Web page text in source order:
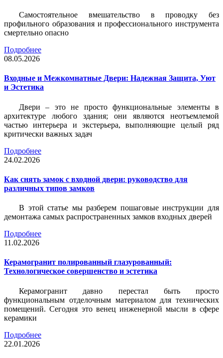
Самостоятельное вмешательство в проводку без
профильного образования и профессионального инструмента
смертельно опасно
Подробнее
08.05.2026
Входные и Межкомнатные Двери: Надежная Защита, Уют
и Эстетика
Двери – это не просто функциональные элементы в
архитектуре любого здания; они являются неотъемлемой
частью интерьера и экстерьера, выполняющие целый ряд
критически важных задач
Подробнее
24.02.2026
Как снять замок с входной двери: руководство для
различных типов замков
В этой статье мы разберем пошаговые инструкции для
демонтажа самых распространенных замков входных дверей
Подробнее
11.02.2026
Керамогранит полированный глазурованный:
Технологическое совершенство и эстетика
Керамогранит давно перестал быть просто
функциональным отделочным материалом для технических
помещений. Сегодня это венец инженерной мысли в сфере
керамики
Подробнее
22.01.2026